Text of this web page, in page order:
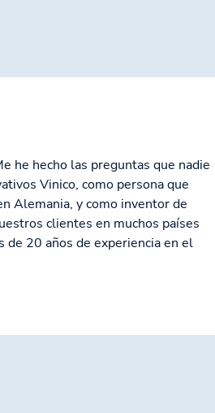
he hecho las preguntas que nadie
Vinico, como persona que
Alemania, y como inventor de
clientes en muchos países
de 20 años de experiencia en el